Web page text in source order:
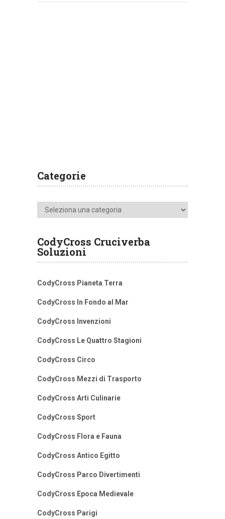
Categorie
Categorie
CodyCross Cruciverba
Soluzioni
CodyCross Pianeta Terra
CodyCross In Fondo al Mar
CodyCross Invenzioni
CodyCross Le Quattro Stagioni
CodyCross Circo
CodyCross Mezzi di Trasporto
CodyCross Arti Culinarie
CodyCross Sport
CodyCross Flora e Fauna
CodyCross Antico Egitto
CodyCross Parco Divertimenti
CodyCross Epoca Medievale
CodyCross Parigi